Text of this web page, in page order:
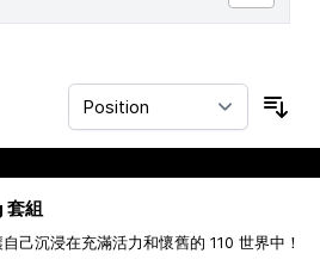
套組
己沉浸在充滿活力和懷舊的 110 世界中！